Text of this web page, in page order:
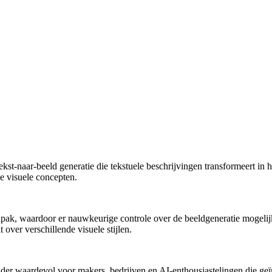
naar-beeld generatie die tekstuele beschrijvingen transformeert
visuele concepten.
waardoor er nauwkeurige controle over de beeldgeneratie
verschillende visuele stijlen.